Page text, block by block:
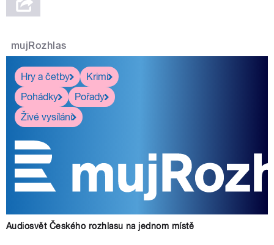
pause
mujRozhlas
Hry a četby
Krimi
Pohádky
Pořady
Živé vysílání
Audiosvět Českého rozhlasu na jednom místě